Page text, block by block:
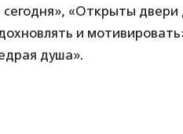
«Открыты двери
и
душа».